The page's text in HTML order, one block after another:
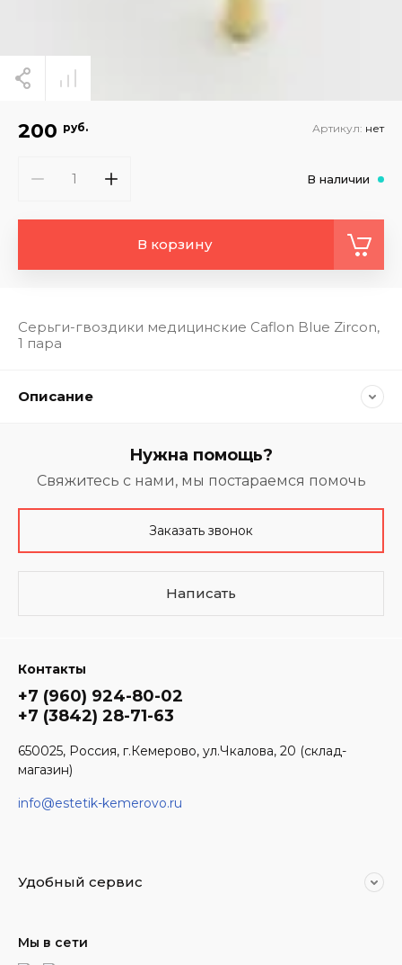
Серьги-гвоздики медицинские Caflon Blue Zircon,
1 пара
200 руб. Артикул: нет
В наличии
В корзину
Описание
Нужна помощь?
Свяжитесь с нами, мы постараемся помочь
Заказать звонок
Написать
Контакты
+7 (960) 924-80-02
+7 (3842) 28-71-63
650025, Россия, г.Кемерово, ул.Чкалова, 20 (склад-
магазин)
info@estetik-kemerovo.ru
Удобный сервис
Мы в сети